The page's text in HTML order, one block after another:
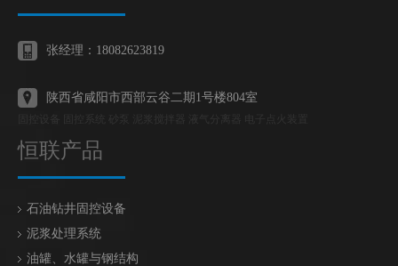
张经理：18082623819
陕西省咸阳市西部云谷二期1号楼804室
恒联产品
石油钻井固控设备
泥浆处理系统
油罐、水罐与钢结构